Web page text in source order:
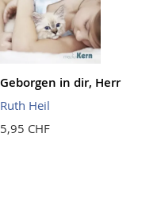
Geborgen in dir, Herr
Ruth Heil
5,95 CHF